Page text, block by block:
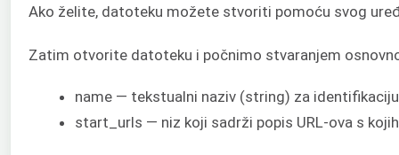
Ako želite, datoteku možete stvoriti pomoću svog
Zatim otvorite datoteku i počnimo stvaranjem
name — tekstualni naziv (string) za
start_urls — niz koji sadrži popis URL-ova s